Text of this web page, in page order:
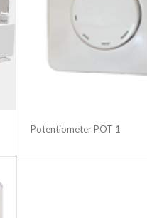
Potentiometer POT 1